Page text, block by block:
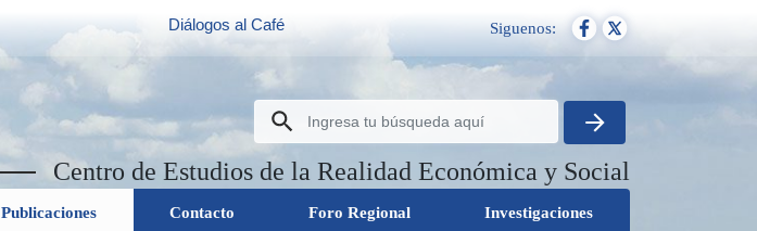
Diálogos al Café Siguenos:
Centro de Estudios de la Realidad Económica y Social
Publicaciones Contacto Foro Regional Investigaciones